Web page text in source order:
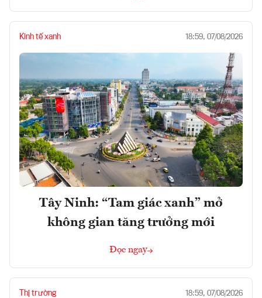
Kinh tế xanh 18:59, 07/08/2026
Tây Ninh: “Tam giác xanh” mở
không gian tăng trưởng mới
Đọc ngay
Thị trường 18:59, 07/08/2026